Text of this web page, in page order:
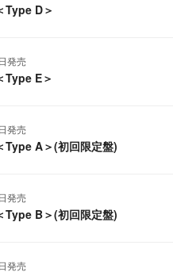
Type D＞
発売
Type E＞
発売
Type A＞(初回限定盤)
発売
Type B＞(初回限定盤)
発売